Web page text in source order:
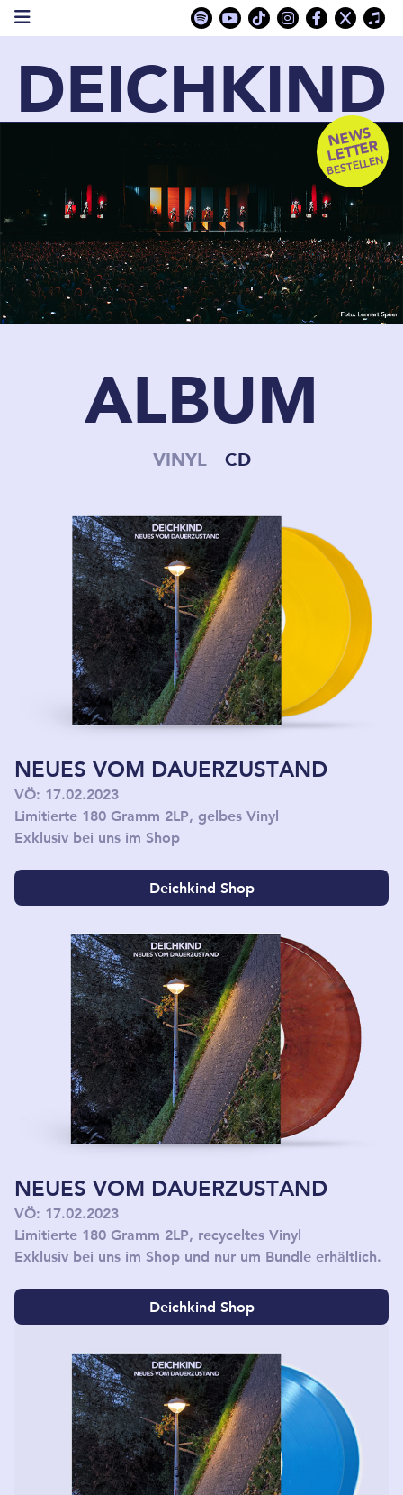
DEICHKIND
NEWS
LETTER
BESTELLEN
ALBUM
VINYL CD
NEUES VOM DAUERZUSTAND
VÖ: 17.02.2023
Limitierte 180 Gramm 2LP, gelbes Vinyl
Exklusiv bei uns im Shop
Deichkind Shop
NEUES VOM DAUERZUSTAND
VÖ: 17.02.2023
Limitierte 180 Gramm 2LP, recyceltes Vinyl
Exklusiv bei uns im Shop und nur um Bundle erhältlich.
Deichkind Shop